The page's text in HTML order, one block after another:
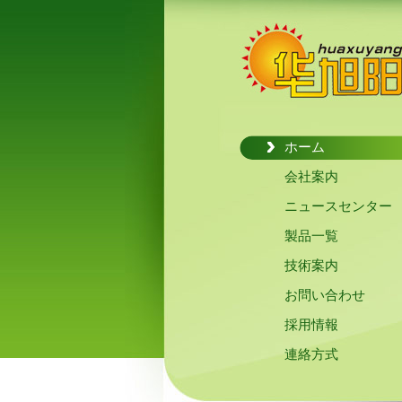
ホーム
会社案内
ニュースセンター
製品一覧
技術案内
お問い合わせ
採用情報
連絡方式